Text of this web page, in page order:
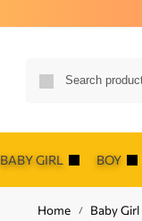
BABY GIRL BOY
Home / Baby Girl